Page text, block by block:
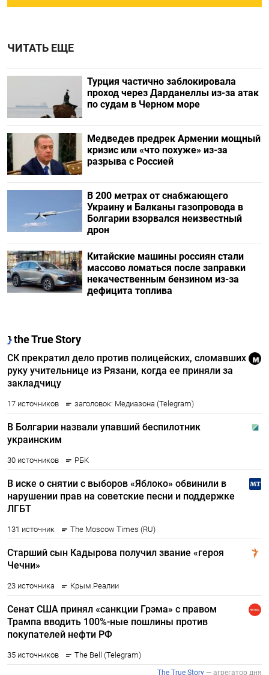
ЧИТАТЬ ЕЩЕ
Турция частично заблокировала
проход через Дарданеллы из-за атак
по судам в Черном море
Медведев предрек Армении мощный
кризис или «что похуже» из-за
разрыва с Россией
В 200 метрах от снабжающего
Украину и Балканы газопровода в
Болгарии взорвался неизвестный
дрон
Китайские машины россиян стали
массово ломаться после заправки
некачественным бензином из-за
дефицита топлива